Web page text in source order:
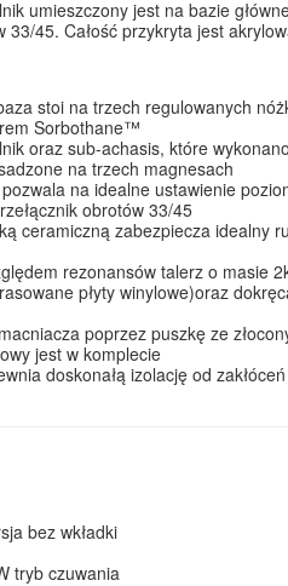
umieszczony jest na bazie
45. Całość przykryta jest
stoi na trzech regulowanych
Sorbothane™
oraz sub-achasis, które
na trzech magnesach
na idealne ustawienie
obrotów 33/45
ceramiczną zabezpiecza idealny
rezonansów talerz o masie
płyty winylowe)oraz
poprzez puszkę ze
jest w komplecie
doskonałą izolację od
bez wkładki
tryb czuwania